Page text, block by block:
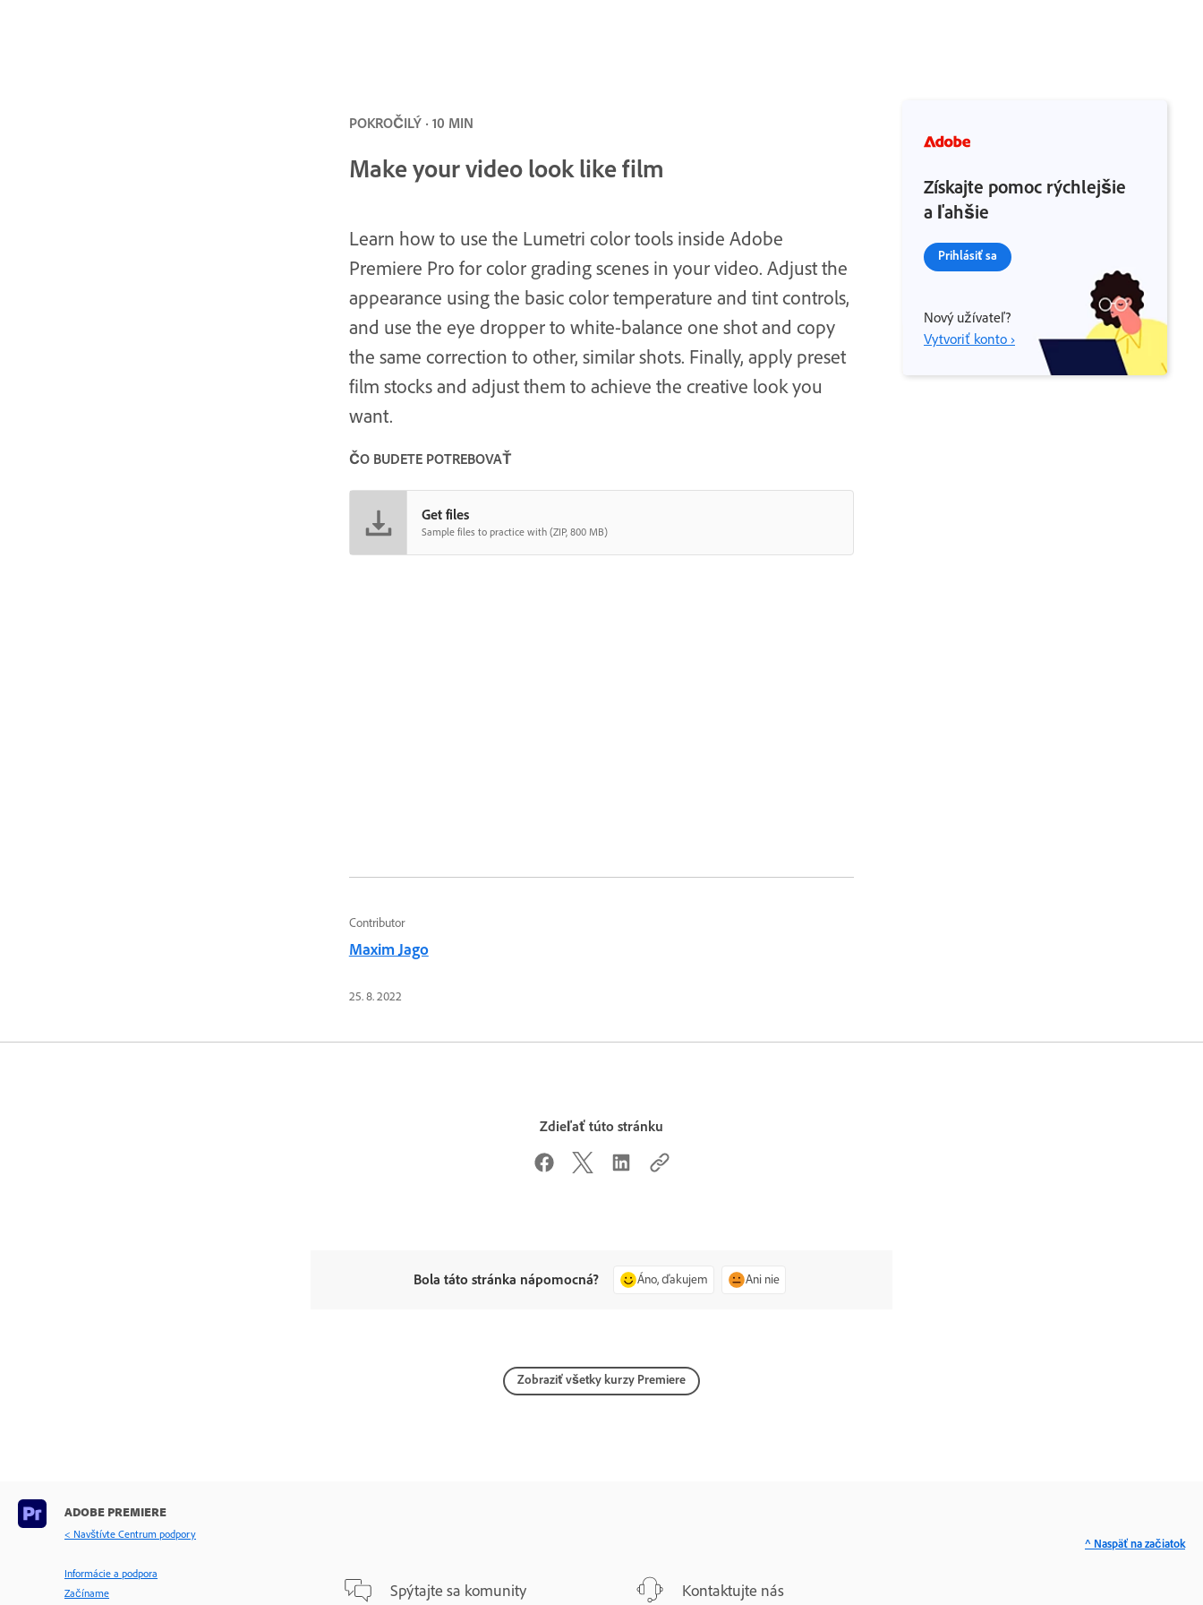
POKROČILÝ · 10 MIN
Make your video look like film
Learn how to use the Lumetri color tools inside Adobe
Premiere Pro for color grading scenes in your video. Adjust the
appearance using the basic color temperature and tint controls,
and use the eye dropper to white-balance one shot and copy
the same correction to other, similar shots. Finally, apply preset
film stocks and adjust them to achieve the creative look you
want.
ČO BUDETE POTREBOVAŤ
Get files
Sample files to practice with (ZIP, 800 MB)
Contributor
Maxim Jago
25. 8. 2022
Získajte pomoc rýchlejšie
a ľahšie
Prihlásiť sa
Nový užívateľ?
Vytvoriť konto ›
Zdieľať túto stránku
Bola táto stránka nápomocná? Áno, ďakujem Ani nie
Zobraziť všetky kurzy Premiere
ADOBE PREMIERE
< Navštívte Centrum podpory
Informácie a podpora
Začíname
Spýtajte sa komunity Kontaktujte nás
^ Naspäť na začiatok